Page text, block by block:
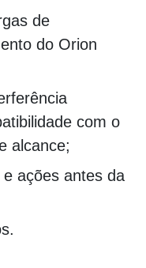
de
do Orion
com o
alcance;
ações antes da